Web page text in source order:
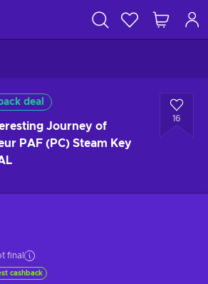
deal
Journey of
PAF (PC) Steam Key
16
final
cashback